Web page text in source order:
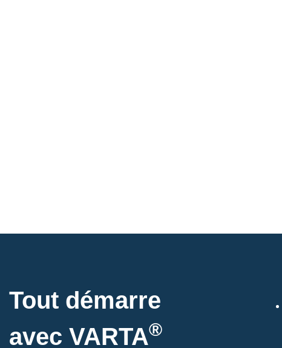
Tout démarre
avec VARTA®